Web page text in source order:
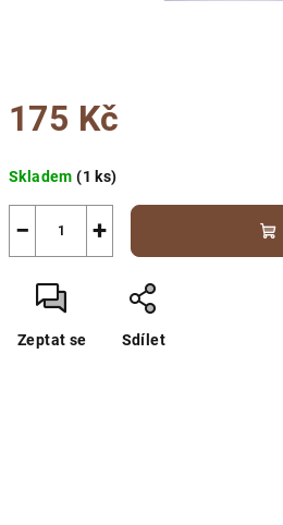
175 Kč
cena:
Skladem(1 ks)
+
−
Zeptat se Sdílet